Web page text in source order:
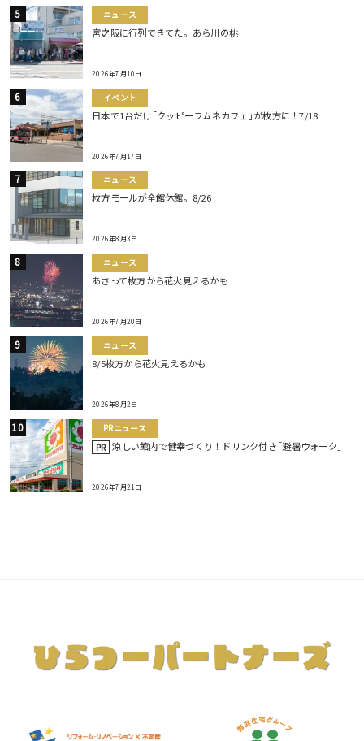
ニュース
宮之阪に行列できてた。あら川の桃
2026年7月10日
イベント
日本で1台だけ｢クッピーラムネカフェ｣が枚方に！7/18
2026年7月17日
ニュース
枚方モールが全館休館。8/26
2026年8月3日
ニュース
あさって枚方から花火見えるかも
2026年7月20日
ニュース
8/5枚方から花火見えるかも
2026年8月2日
PRニュース
PR 涼しい館内で健幸づくり！ドリンク付き｢避暑ウォーク｣
2026年7月21日